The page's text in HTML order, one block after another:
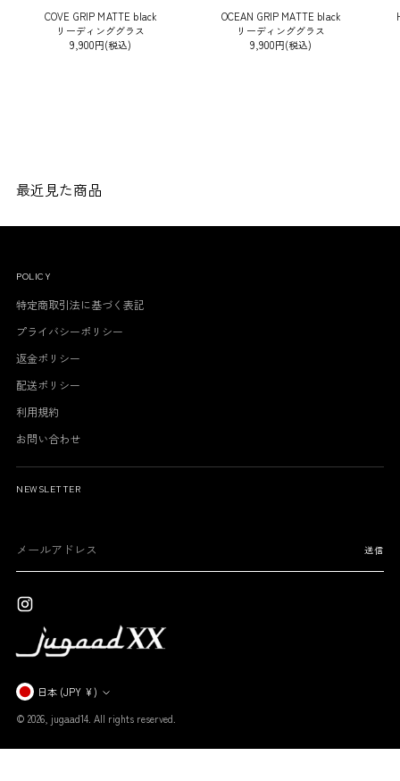
COVE GRIP MATTE black
リーディンググラス
9,900円(税込)
OCEAN GRIP MATTE black
リーディンググラス
9,900円(税込)
最近見た商品
POLICY
特定商取引法に基づく表記
プライバシーポリシー
返金ポリシー
配送ポリシー
利用規約
お問い合わせ
NEWSLETTER
ー
ル
ド
送信
通
貨
日本 (JPY ¥)
© 2026, jugaad14. All rights reserved.